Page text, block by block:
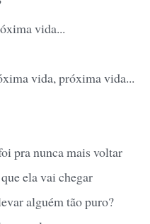
vida...
vida, próxima vida...
pra nunca mais voltar
ela vai chegar
alguém tão puro?